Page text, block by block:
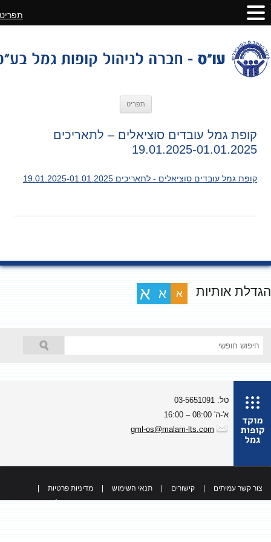
תפריט
קופת גמל עובדים סוציאלים – לתאריכים
19.01.2025-01.01.2025
קופת גמל עובדים סוציאלים - לתאריכים 19.01.2025-01.01.2025
אותיות א א א
טל: 03-5651091
א'-ה' 08:00 – 16:00
gml-os@malam-lts.com
צור קשר עמיתים קישורים תנאי השימוש מדיניות פרטיות
כל הזכויות שמורות
תפריט